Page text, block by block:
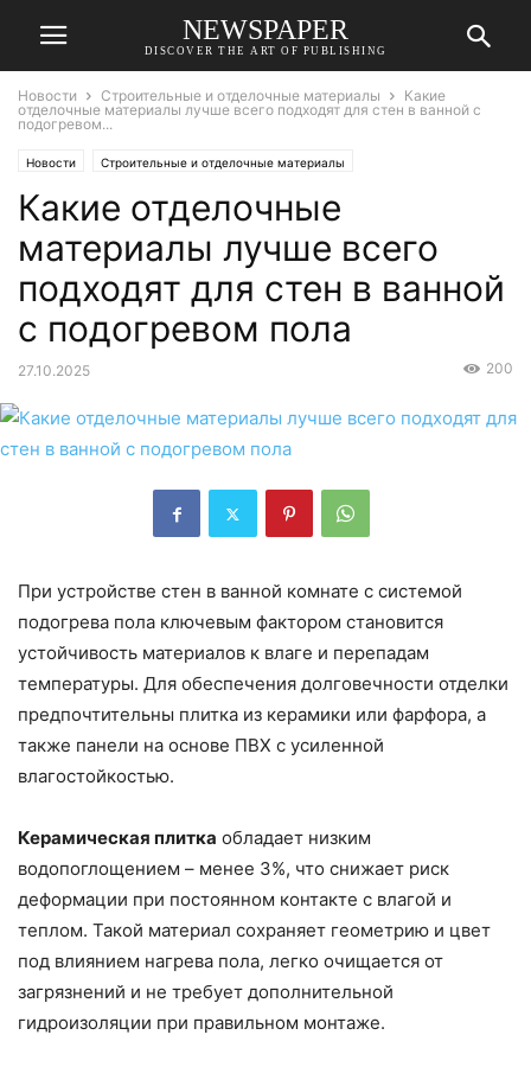
NEWSPAPER
DISCOVER THE ART OF PUBLISHING
Новости Строительные и отделочные материалы
Какие
отделочные материалы лучше всего подходят для стен в ванной с
подогревом...
Новости Строительные и отделочные материалы
Какие отделочные
материалы лучше всего
подходят для стен в ванной
с подогревом пола
27.10.2025 200
При устройстве стен в ванной комнате с системой
подогрева пола ключевым фактором становится
устойчивость материалов к влаге и перепадам
температуры. Для обеспечения долговечности отделки
предпочтительны плитка из керамики или фарфора, а
также панели на основе ПВХ с усиленной
влагостойкостью.
Керамическая плитка обладает низким
водопоглощением – менее 3%, что снижает риск
деформации при постоянном контакте с влагой и
теплом. Такой материал сохраняет геометрию и цвет
под влиянием нагрева пола, легко очищается от
загрязнений и не требует дополнительной
гидроизоляции при правильном монтаже.